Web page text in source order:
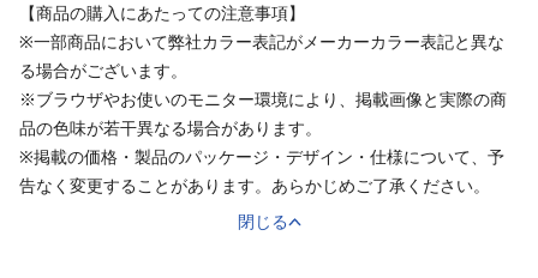
【商品の購入にあたっての注意事項】
※一部商品において弊社カラー表記がメーカーカラー表記と異な
る場合がございます。
※ブラウザやお使いのモニター環境により、掲載画像と実際の商
品の色味が若干異なる場合があります。
※掲載の価格・製品のパッケージ・デザイン・仕様について、予
告なく変更することがあります。あらかじめご了承ください。
閉じる